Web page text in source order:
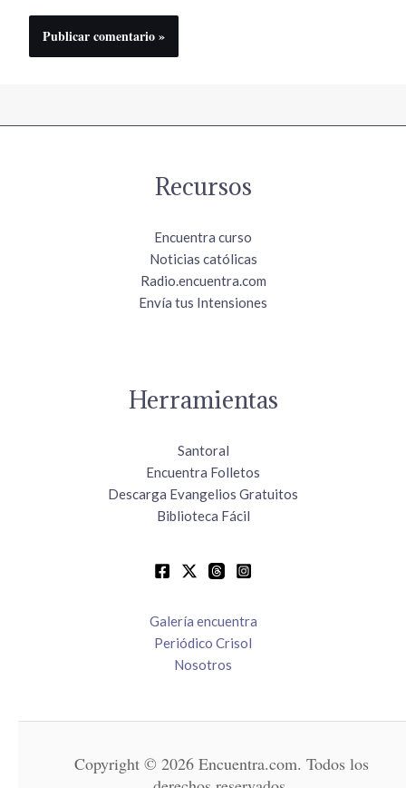
Recursos
Encuentra curso
Noticias católicas
Radio.encuentra.com
Envía tus Intensiones
Herramientas
Santoral
Encuentra Folletos
Descarga Evangelios Gratuitos
Biblioteca Fácil
Galería encuentra
Periódico Crisol
Nosotros
Copyright © 2026 Encuentra.com. Todos los